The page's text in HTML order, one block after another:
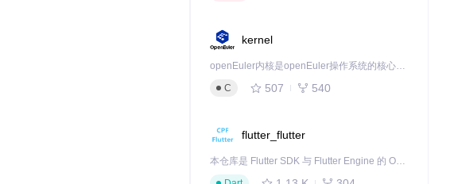
kernel
openEuler内核是openEuler操作系统的核心，既是系统性能与稳定性的基石，也是连接处理器、设备与服务的桥梁。
C
507 540
flutter_flutter
本仓库是 Flutter SDK 与 Flutter Engine 的 OpenHarmony 适配版本，由 CPF-Flutter 团队维护。开发者可使用熟悉的 Flutter 技术栈开发 OpenHarmony 应用，3.35.7 及以后的适配版本可基于本仓库源码构建支持 OpenHarmony 的 Flutter Engine。